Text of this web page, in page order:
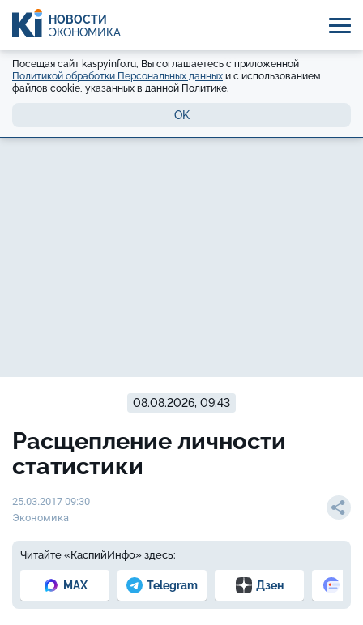
НОВОСТИ
ЭКОНОМИКА
Посещая сайт kaspyinfo.ru, Вы соглашаетесь с приложенной
Политикой обработки Персональных данных и с использованием
файлов cookie, указанных в данной Политике.
OK
08.08.2026, 09:43
Расщепление личности
статистики
25.03.2017 09:30
Экономика
Читайте «КаспийИнфо» здесь:
MAX Telegram Дзен